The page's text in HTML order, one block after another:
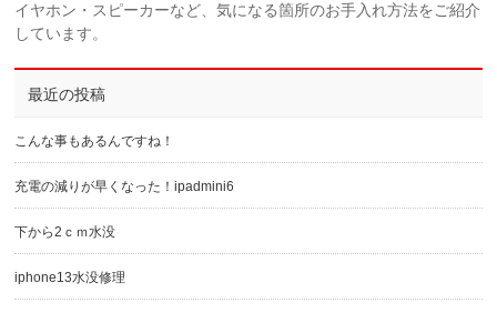
イヤホン・スピーカーなど、気になる箇所のお手入れ方法をご紹介
しています。
最近の投稿
こんな事もあるんですね！
充電の減りが早くなった！ipadmini6
下から2ｃｍ水没
iphone13水没修理